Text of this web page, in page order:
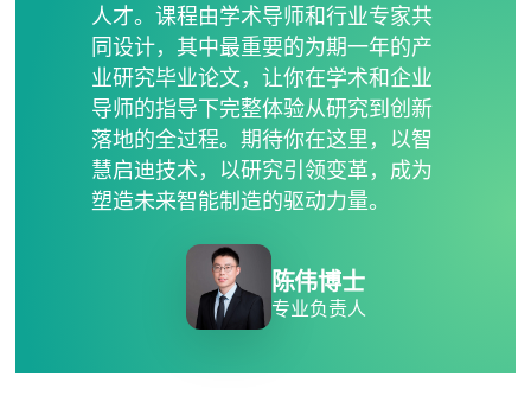
人才。课程由学术导师和行业专家共
同设计，其中最重要的为期一年的产
业研究毕业论文，让你在学术和企业
导师的指导下完整体验从研究到创新
落地的全过程。期待你在这里，以智
慧启迪技术，以研究引领变革，成为
塑造未来智能制造的驱动力量。
陈伟博士
专业负责人